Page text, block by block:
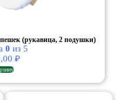
(рукавица, 2 подушки)
0 из 5
₽